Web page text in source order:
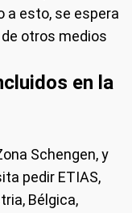
a esto, se espera
de otros medios
en la
Schengen, y
pedir ETIAS,
Bélgica,